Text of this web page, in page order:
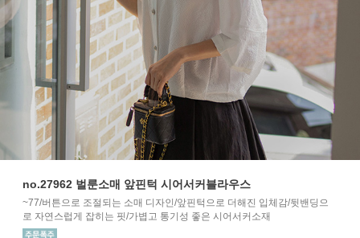
no.27962 벌룬소매 앞핀턱 시어서커블라우스
~77/버튼으로 조절되는 소매 디자인/앞핀턱으로 더해진 입체감/뒷밴딩으
로 자연스럽게 잡히는 핏/가볍고 통기성 좋은 시어서커소재